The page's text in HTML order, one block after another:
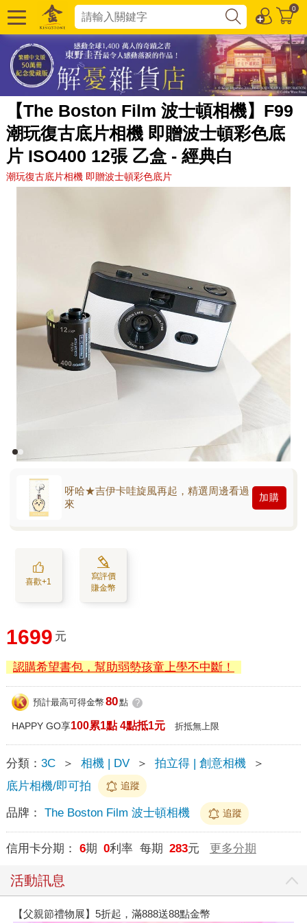
0
【The Boston Film 波士頓相機】F99
潮玩復古底片相機 即贈波士頓彩色底
片 ISO400 12張 乙盒 - 經典白
潮玩復古底片相機 即贈波士頓彩色底片
呀哈★吉伊卡哇旋風再起，精選周邊看過
來
加購
喜歡+1
寫評價
賺金幣
1699 元
認購希望書包，幫助弱勢孩童上學不中斷！
預計最高可得金幣 80點 ?
HAPPY GO享100累1點 4點抵1元 折抵無上限
分類： 3C ＞ 相機 | DV ＞ 拍立得 | 創意相機
＞
底片相機/即可拍
追蹤
品牌： The Boston Film 波士頓相機 追蹤
信用卡分期： 6期 0利率 每期 283元 更多分期
活動訊息
【父親節禮物展】5折起，滿888送88點金幣